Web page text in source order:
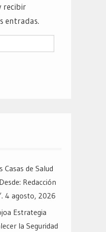
recibir
entradas.
Casas de Salud
Redacción
4 agosto, 2026
Estrategia
la Seguridad